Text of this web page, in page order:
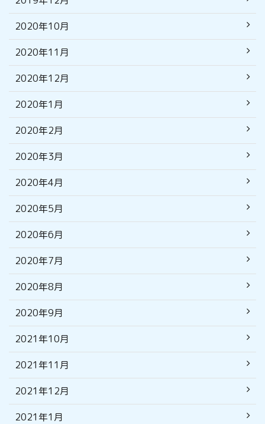
2020年10月
2020年11月
2020年12月
2020年1月
2020年2月
2020年3月
2020年4月
2020年5月
2020年6月
2020年7月
2020年8月
2020年9月
2021年10月
2021年11月
2021年12月
2021年1月